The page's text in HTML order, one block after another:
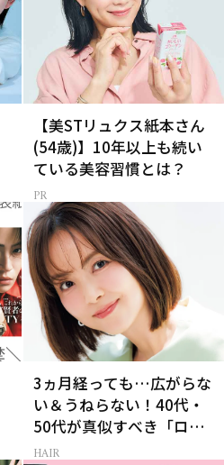
【美STリュクス紙本さん
(54歳)】10年以上も続い
ている美容習慣とは？
3ヵ月経っても…広がらな
い＆うねらない！40代・
50代が真似すべき「ロー
レイヤーボブ」
HAIR